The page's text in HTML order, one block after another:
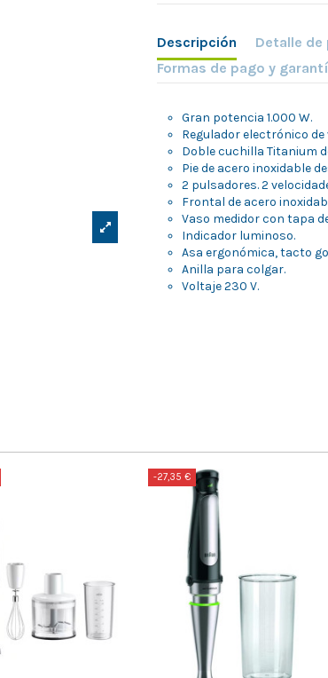
Descripción Detalle
Formas de pago y
Gran potencia 1.000 W.
Regulador electrónico de
Doble cuchilla Titanium
Pie de acero inoxidable
2 pulsadores. 2
Frontal de acero
Vaso medidor con tapa
Indicador luminoso.
Asa ergonómica, tacto
Anilla para colgar.
Voltaje 230 V.
-27,35 €